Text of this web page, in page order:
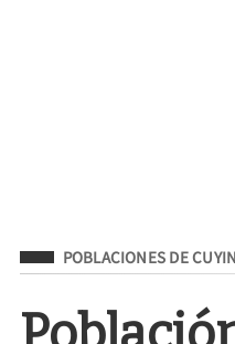
Filed Under
POBLACIONES DE